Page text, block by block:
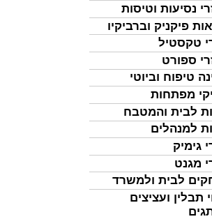
נסיעות וטיסות
פיקניק וברביקיו
טקסטיל
ספורט
טיפוח וביוטי
מפתחות
לבית והמטבח
למנהלים
גימיק
מגנט
לבית ולמשרד
תבלין ועציצים